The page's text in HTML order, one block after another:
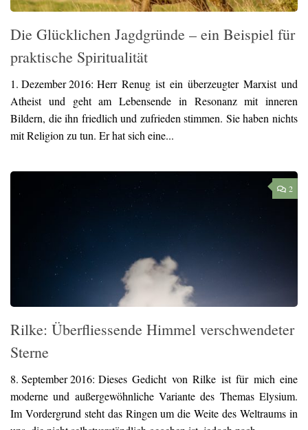
Die Glücklichen Jagdgründe – ein Beispiel für
praktische Spiritualität
1. Dezember 2016: Herr Renug ist ein überzeugter Marxist und
Atheist und geht am Lebensende in Resonanz mit inneren
Bildern, die ihn friedlich und zufrieden stimmen. Sie haben nichts
mit Religion zu tun. Er hat sich eine...
2
Rilke: Überfliessende Himmel verschwendeter
Sterne
8. September 2016: Dieses Gedicht von Rilke ist für mich eine
moderne und außergewöhnliche Variante des Themas Elysium.
Im Vordergrund steht das Ringen um die Weite des Weltraums in